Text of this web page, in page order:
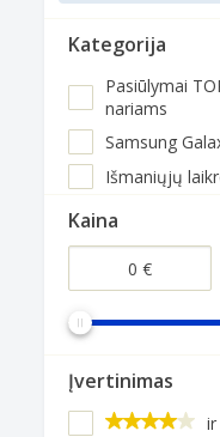
Kategorija
Pasiūlymai
nariams
Samsung
Išmaniųjų
Kaina
Įvertinimas
ir